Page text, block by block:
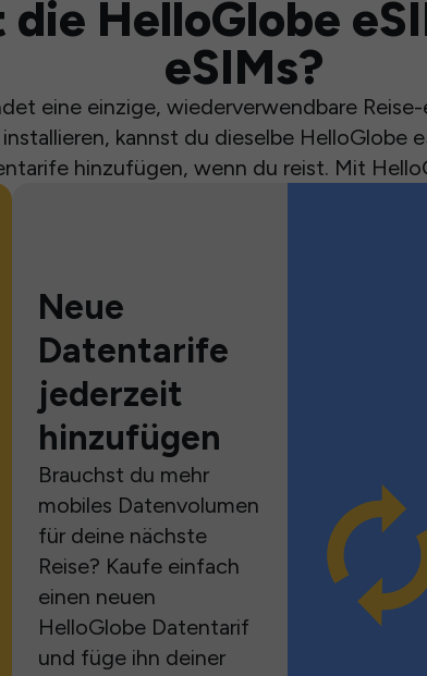
HelloGlobe
eSIMs?
eine einzige, wiederverwendbare
kannst du dieselbe HelloGlobe
hinzufügen, wenn du reist. Mit
Neue
Datentarife
jederzeit
hinzufügen
Brauchst du mehr
mobiles Datenvolumen
für deine nächste
Reise? Kaufe einfach
einen neuen
HelloGlobe Datentarif
und füge ihn deiner